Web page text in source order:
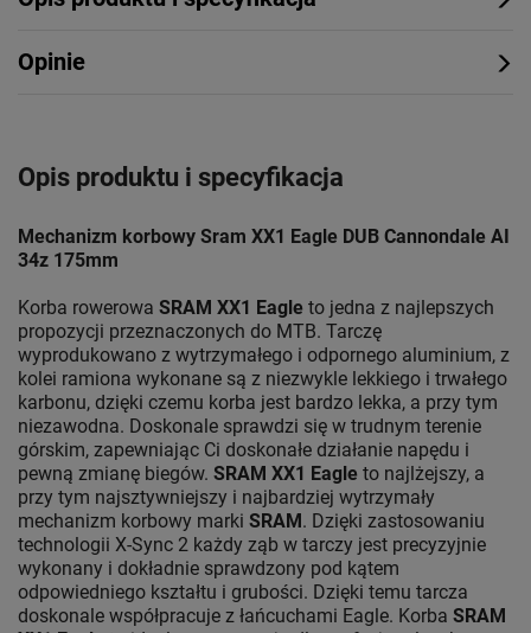
Opinie
Opis produktu i specyfikacja
Mechanizm korbowy Sram XX1 Eagle DUB Cannondale AI
34z 175mm
Korba rowerowa SRAM XX1 Eagle to jedna z najlepszych
propozycji przeznaczonych do MTB. Tarczę
wyprodukowano z wytrzymałego i odpornego aluminium, z
kolei ramiona wykonane są z niezwykle lekkiego i trwałego
karbonu, dzięki czemu korba jest bardzo lekka, a przy tym
niezawodna. Doskonale sprawdzi się w trudnym terenie
górskim, zapewniając Ci doskonałe działanie napędu i
pewną zmianę biegów. SRAM XX1 Eagle to najlżejszy, a
przy tym najsztywniejszy i najbardziej wytrzymały
mechanizm korbowy marki SRAM . Dzięki zastosowaniu
technologii X-Sync 2 każdy ząb w tarczy jest precyzyjnie
wykonany i dokładnie sprawdzony pod kątem
odpowiedniego kształtu i grubości. Dzięki temu tarcza
doskonale współpracuje z łańcuchami Eagle. Korba SRAM